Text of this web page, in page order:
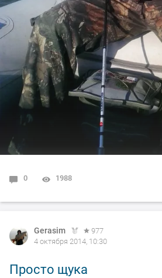
0 1988
Gerasim
977
4 октября 2014, 10:30
Просто щука